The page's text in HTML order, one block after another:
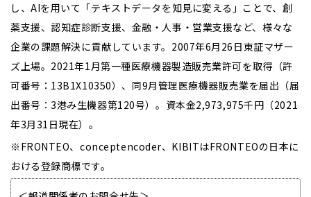
し、AIを用いて「テキストデータを知見に変える」ことで、創
薬支援、認知症診断支援、金融・人事・営業支援など、様々な
企業の課題解決に貢献しています。2007年6月26日東証マザー
ズ上場。2021年1月第一種医療機器製造販売業許可を取得（許
可番号：13B1X10350）、同9月管理医療機器販売業を届出（届
出番号：3港み生機器第120号）。資本金2,973,975千円（2021
年3月31日現在）。
※FRONTEO、conceptencoder、KIBITはFRONTEOの日本に
おける登録商標です。